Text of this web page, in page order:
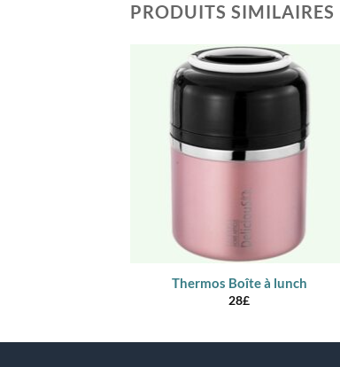
PRODUITS SIMILAIRES
Thermos Boîte à lunch
28£